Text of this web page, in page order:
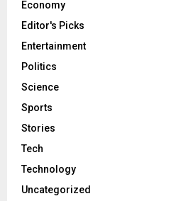
Economy
Editor's Picks
Entertainment
Politics
Science
Sports
Stories
Tech
Technology
Uncategorized